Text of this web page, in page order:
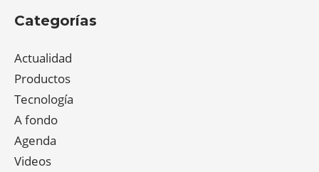
Categorías
Actualidad
Productos
Tecnología
A fondo
Agenda
Videos